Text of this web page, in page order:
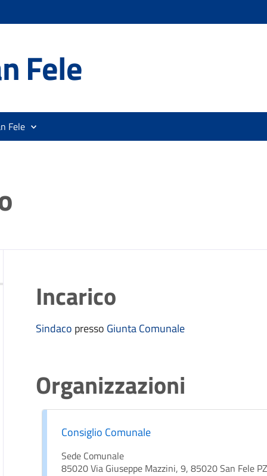
Fele
Fele
Incarico
Sindaco presso Giunta Comunale
Organizzazioni
Consiglio Comunale
Sede Comunale
85020 Via Giuseppe Mazzini, 9, 85020 San Fele